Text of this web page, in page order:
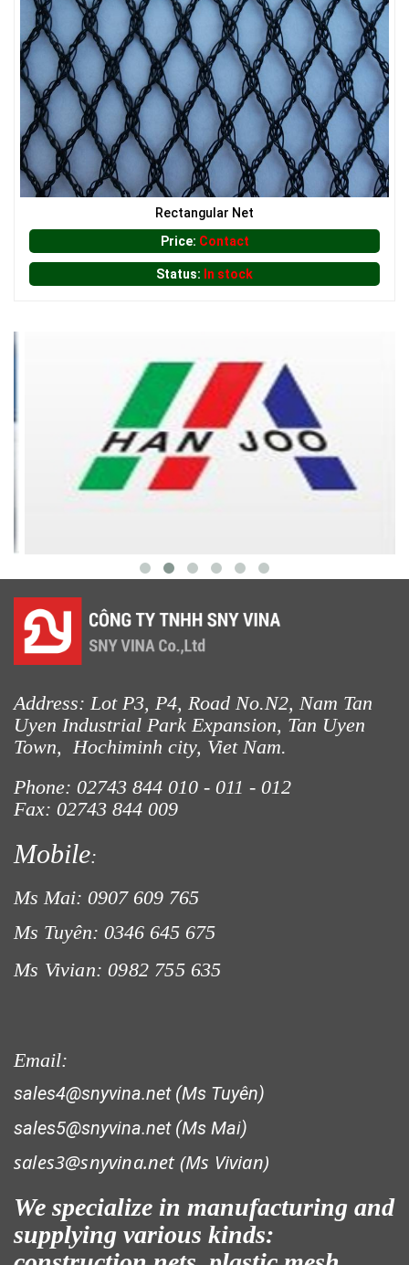
Rectangular Net
Price: Contact
Status: In stock
Address: Lot P3, P4, Road No.N2, Nam Tan
Uyen Industrial Park Expansion, Tan Uyen
Town, Hochiminh city, Viet Nam.
Phone: 02743 844 010 - 011 - 012
Fax: 02743 844 009
Mobile:
Ms Mai: 0907 609 765
Ms Tuyên: 0346 645 675
Ms Vivian: 0982 755 635
Email:
sales4@snyvina.net (Ms Tuyên)
sales5@snyvina.net (Ms Mai)
sales3@snyvina.net (Ms Vivian)
We specialize in manufacturing and
supplying various kinds: